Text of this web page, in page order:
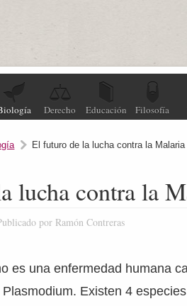
Derecho Educación Filosofía
El futuro de la lucha contra la Malaria
lucha contra la
por Ramón Contreras
es una enfermedad humana
Existen 4